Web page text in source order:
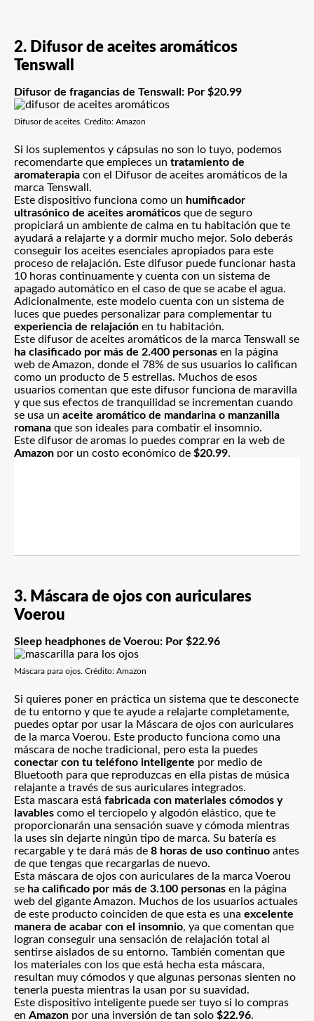
2. Difusor de aceites aromáticos
Tenswall
Difusor de fragancias de Tenswall: Por $20.99
Difusor de aceites. Crédito: Amazon
Si los suplementos y cápsulas no son lo tuyo, podemos
recomendarte que empieces un tratamiento de
aromaterapia con el Difusor de aceites aromáticos de la
marca Tenswall.
Este dispositivo funciona como un humificador
ultrasónico de aceites aromáticos que de seguro
propiciará un ambiente de calma en tu habitación que te
ayudará a relajarte y a dormir mucho mejor. Solo deberás
conseguir los aceites esenciales apropiados para este
proceso de relajación. Este difusor puede funcionar hasta
10 horas continuamente y cuenta con un sistema de
apagado automático en el caso de que se acabe el agua.
Adicionalmente, este modelo cuenta con un sistema de
luces que puedes personalizar para complementar tu
experiencia de relajación en tu habitación.
Este difusor de aceites aromáticos de la marca Tenswall se
ha clasificado por más de 2.400 personas en la página
web de Amazon, donde el 78% de sus usuarios lo califican
como un producto de 5 estrellas. Muchos de esos
usuarios comentan que este difusor funciona de maravilla
y que sus efectos de tranquilidad se incrementan cuando
se usa un aceite aromático de mandarina o manzanilla
romana que son ideales para combatir el insomnio.
Este difusor de aromas lo puedes comprar en la web de
Amazon por un costo económico de $20.99.
3. Máscara de ojos con auriculares
Voerou
Sleep headphones de Voerou: Por $22.96
Máscara para ojos. Crédito: Amazon
Si quieres poner en práctica un sistema que te desconecte
de tu entorno y que te ayude a relajarte completamente,
puedes optar por usar la Máscara de ojos con auriculares
de la marca Voerou. Este producto funciona como una
máscara de noche tradicional, pero esta la puedes
conectar con tu teléfono inteligente por medio de
Bluetooth para que reproduzcas en ella pistas de música
relajante a través de sus auriculares integrados.
Esta mascara está fabricada con materiales cómodos y
lavables como el terciopelo y algodón elástico, que te
proporcionarán una sensación suave y cómoda mientras
la uses sin dejarte ningún tipo de marca. Su batería es
recargable y te dará más de 8 horas de uso continuo antes
de que tengas que recargarlas de nuevo.
Esta máscara de ojos con auriculares de la marca Voerou
se ha calificado por más de 3.100 personas en la página
web del gigante Amazon. Muchos de los usuarios actuales
de este producto coinciden de que esta es una excelente
manera de acabar con el insomnio, ya que comentan que
logran conseguir una sensación de relajación total al
sentirse aislados de su entorno. También comentan que
los materiales con los que está hecha esta máscara,
resultan muy cómodos y que algunas personas sienten no
tenerla puesta mientras la usan por su suavidad.
Este dispositivo inteligente puede ser tuyo si lo compras
en Amazon por una inversión de tan solo $22.96.